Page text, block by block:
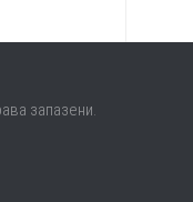
запазени.